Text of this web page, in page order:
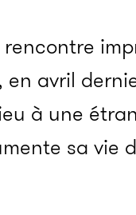
avril
à une
sa vie